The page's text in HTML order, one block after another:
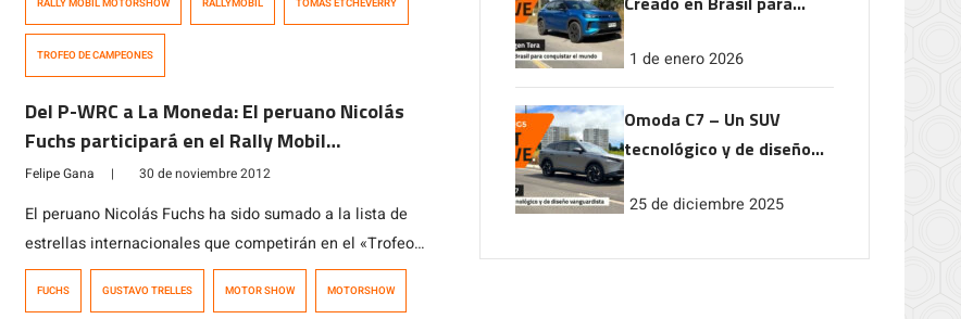
RALLY MOBIL MOTORSHOW RALLYMOBIL TOMÁS ETCHEVERRY
TROFEO DE CAMPEONES
Del P-WRC a La Moneda: El peruano Nicolás
Fuchs participará en el Rally Mobil
Motorshow
Felipe Gana | 30 de noviembre 2012
El peruano Nicolás Fuchs ha sido sumado a la lista de
estrellas internacionales que competirán en el «Trofeo
de Campeones» del Rally Mobil Motorshow, el próximo
FUCHS GUSTAVO TRELLES MOTOR SHOW MOTORSHOW
1 de enero 2026
Omoda C7 – Un SUV
tecnológico y de diseño
25 de diciembre 2025